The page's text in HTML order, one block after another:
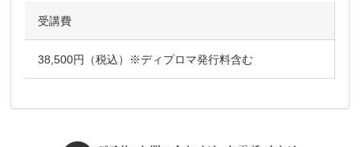
受講費
38,500円（税込）※ディプロマ発行料含む